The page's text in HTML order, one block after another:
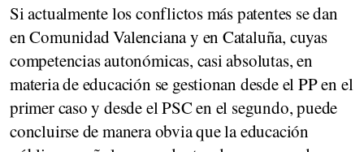
Si actualmente los conflictos más patentes se dan
en Comunidad Valenciana y en Cataluña, cuyas
competencias autonómicas, casi absolutas, en
materia de educación se gestionan desde el PP en el
primer caso y desde el PSC en el segundo, puede
concluirse de manera obvia que la educación